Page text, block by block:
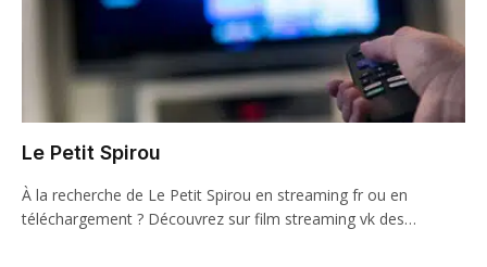
Le Petit Spirou
À la recherche de Le Petit Spirou en streaming fr ou en
téléchargement ? Découvrez sur film streaming vk des…